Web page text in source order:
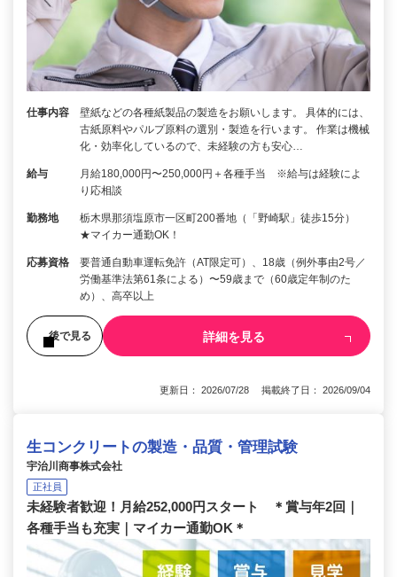
仕事内容
壁紙などの各種紙製品の製造をお願いします。 具体的には、
古紙原料やパルプ原料の選別・製造を行います。 作業は機械
化・効率化しているので、未経験の方も安心…
給与
月給180,000円〜250,000円＋各種手当 ※給与は経験によ
り応相談
勤務地
栃木県那須塩原市一区町200番地（「野崎駅」徒歩15分）
★マイカー通勤OK！
応募資格
要普通自動車運転免許（AT限定可）、18歳（例外事由2号／
労働基準法第61条による）〜59歳まで（60歳定年制のた
め）、高卒以上
後で見る 詳細を見る
更新日： 2026/07/28 掲載終了日： 2026/09/04
生コンクリートの製造・品質・管理試験
宇治川商事株式会社
正社員
未経験者歓迎！月給252,000円スタート ＊賞与年2回｜
各種手当も充実｜マイカー通勤OK＊